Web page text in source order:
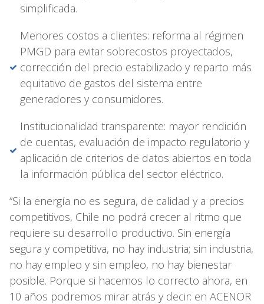
simplificada.
Menores costos a clientes: reforma al régimen
PMGD para evitar sobrecostos proyectados,
corrección del precio estabilizado y reparto más
equitativo de gastos del sistema entre
generadores y consumidores.
Institucionalidad transparente: mayor rendición
de cuentas, evaluación de impacto regulatorio y
aplicación de criterios de datos abiertos en toda
la información pública del sector eléctrico.
“Si la energía no es segura, de calidad y a precios
competitivos, Chile no podrá crecer al ritmo que
requiere su desarrollo productivo. Sin energía
segura y competitiva, no hay industria; sin industria,
no hay empleo y sin empleo, no hay bienestar
posible. Porque si hacemos lo correcto ahora, en
10 años podremos mirar atrás y decir: en ACENOR